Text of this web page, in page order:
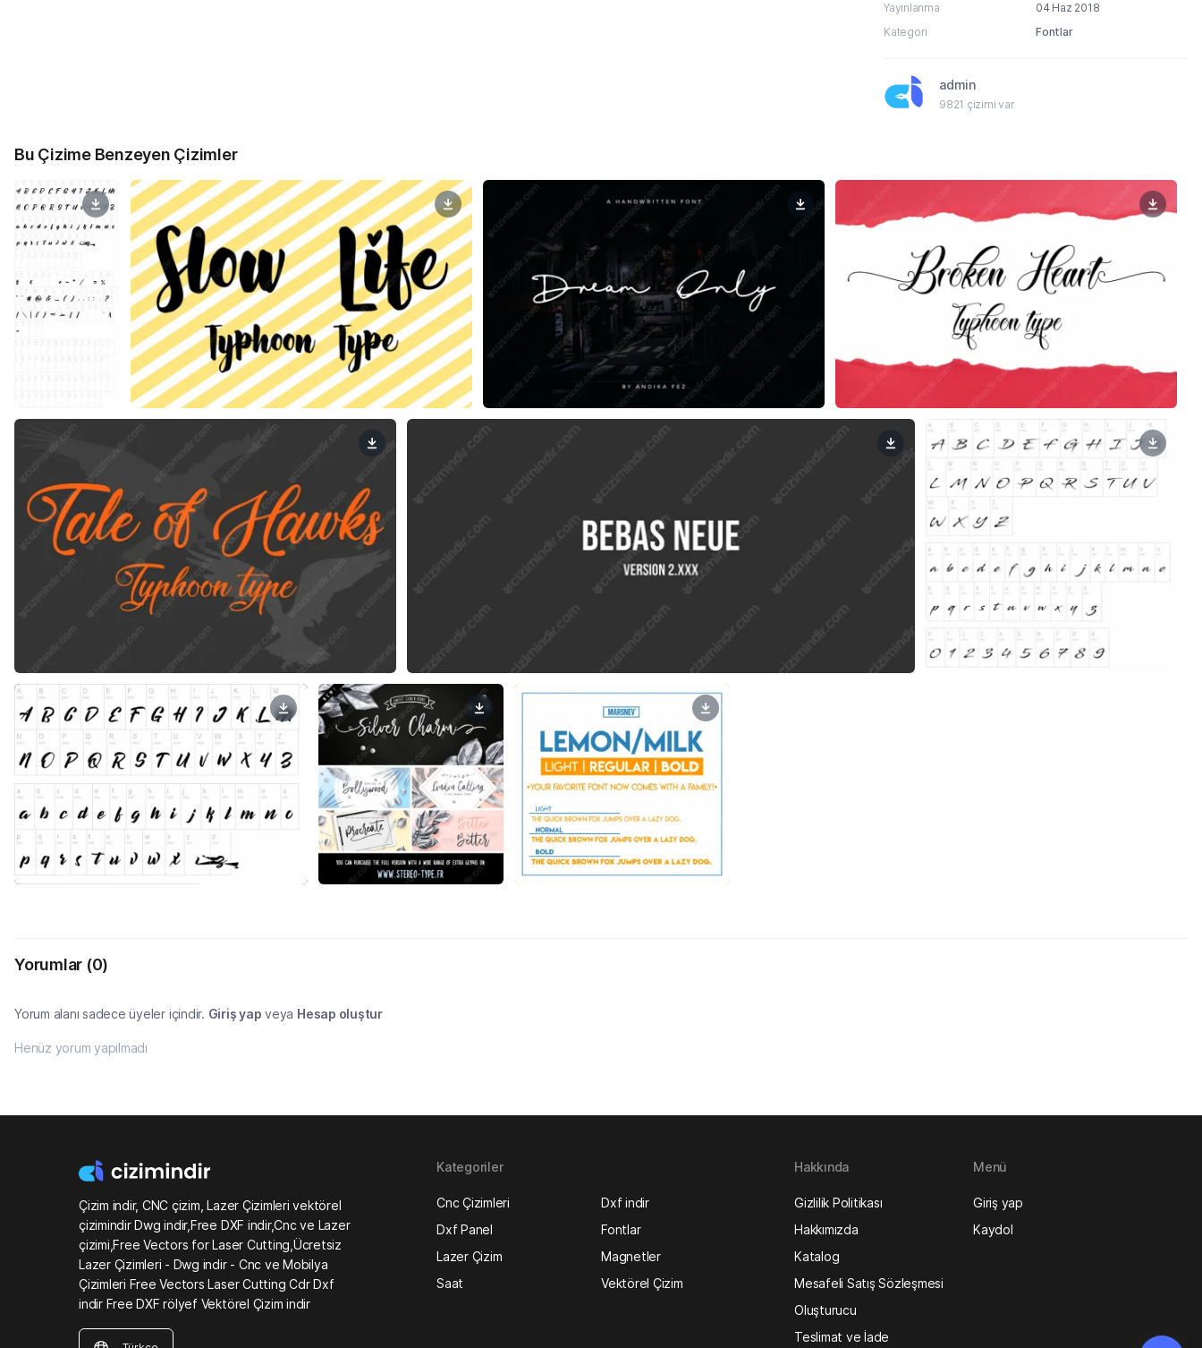
Yayınlanma
04 Haz 2018
Kategori
Fontlar
admin
9821 çizimi var
Bu Çizime Benzeyen Çizimler
Yorumlar (0)
Yorum alanı sadece üyeler içindir. Giriş yap veya Hesap oluştur
Henüz yorum yapılmadı
Çizim indir, CNC çizim, Lazer Çizimleri vektörel
çizimindir Dwg indir,Free DXF indir,Cnc ve Lazer
çizimi,Free Vectors for Laser Cutting,Ücretsiz
Lazer Çizimleri - Dwg indir - Cnc ve Mobilya
Çizimleri Free Vectors Laser Cutting Cdr Dxf
indir Free DXF rölyef Vektörel Çizim indir
Kategoriler
Cnc Çizimleri
Dxf indir
Dxf Panel
Fontlar
Lazer Çizim
Magnetler
Saat
Vektörel Çizim
Hakkında
Gizlilik Politikası
Hakkımızda
Katalog
Mesafeli Satış Sözleşmesi
Oluşturucu
Teslimat ve İade
Menü
Giriş yap
Kaydol